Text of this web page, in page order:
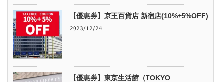
【優惠券】京王百貨店 新宿店(10%+5%OFF)
2023/12/24
【優惠券】東京生活館（TOKYO